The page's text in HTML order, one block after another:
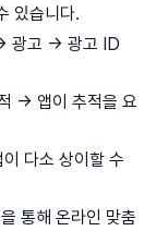
있습니다.
광고 -> 광고 ID
-> 앱이 추적을 요
다소 상이할 수
통해 온라인 맞춤